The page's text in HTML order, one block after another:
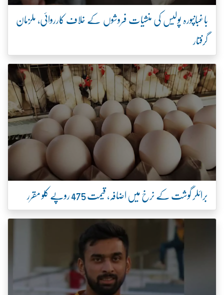
باغبانپورہ پولیس کی منشیات فروشوں کے خلاف کارروائی، ملزمان
گرفتار
برائلر گوشت کے نرخ میں اضافہ، قیمت 475 روپے کلو مقرر